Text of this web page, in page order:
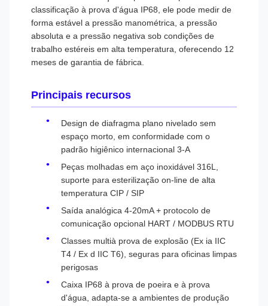
classificação à prova d'água IP68, ele pode medir de
forma estável a pressão manométrica, a pressão
absoluta e a pressão negativa sob condições de
trabalho estéreis em alta temperatura, oferecendo 12
meses de garantia de fábrica.
Principais recursos
Design de diafragma plano nivelado sem
espaço morto, em conformidade com o
padrão higiênico internacional 3-A
Peças molhadas em aço inoxidável 316L,
suporte para esterilização on-line de alta
temperatura CIP / SIP
Saída analógica 4-20mA + protocolo de
comunicação opcional HART / MODBUS RTU
Classes multià prova de explosão (Ex ia IIC
T4 / Ex d IIC T6), seguras para oficinas limpas
perigosas
Caixa IP68 à prova de poeira e à prova
d'água, adapta-se a ambientes de produção